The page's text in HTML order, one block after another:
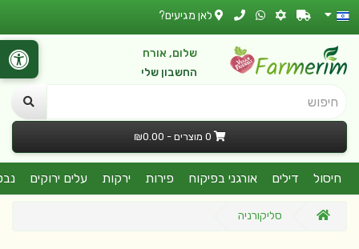
לאן מגיעים?
שלום, אורח
החשבון שלי
חיפוש
0 מוצרים - ₪0.00
חיסול דילים אורגני בפיקוח פירות ירקות עלים ירוקים
סליקורניה